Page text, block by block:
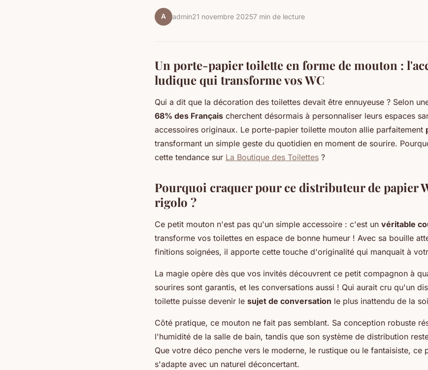
A admin21 novembre 20257 min de lecture
Un porte-papier toilette en forme de mouton :
ludique qui transforme vos WC
Qui a dit que la décoration des toilettes devait être ennuyeuse ? Selon
68% des Français cherchent désormais à personnaliser leurs espaces
accessoires originaux. Le porte-papier toilette mouton allie parfaitement
transformant un simple geste du quotidien en moment de sourire.
cette tendance sur La Boutique des Toilettes ?
Pourquoi craquer pour ce distributeur de papier
rigolo ?
Ce petit mouton n'est pas qu'un simple accessoire : c'est un véritable
transforme vos toilettes en espace de bonne humeur ! Avec sa bouille
finitions soignées, il apporte cette touche d'originalité qui manquait à
La magie opère dès que vos invités découvrent ce petit compagnon à
sourires sont garantis, et les conversations aussi ! Qui aurait cru qu'un
toilette puisse devenir le sujet de conversation le plus inattendu de la
Côté pratique, ce mouton ne fait pas semblant. Sa conception robuste
l'humidité de la salle de bain, tandis que son système de distribution
Que votre déco penche vers le moderne, le rustique ou le fantaisiste, ce
s'adapte avec un naturel déconcertant.